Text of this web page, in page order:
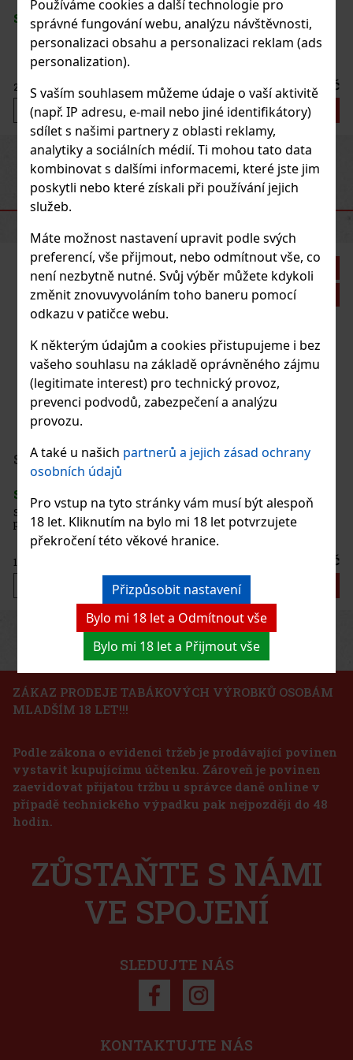
Používáme cookies a další technologie pro
správné fungování webu, analýzu návštěvnosti,
personalizaci obsahu a personalizaci reklam (ads
personalization).
S vaším souhlasem můžeme údaje o vaší aktivitě
(např. IP adresu, e-mail nebo jiné identifikátory)
sdílet s našimi partnery z oblasti reklamy,
analytiky a sociálních médií. Ti mohou tato data
kombinovat s dalšími informacemi, které jste jim
poskytli nebo které získali při používání jejich
služeb.
Máte možnost nastavení upravit podle svých
preferencí, vše přijmout, nebo odmítnout vše, co
není nezbytně nutné. Svůj výběr můžete kdykoli
změnit znovuvyvoláním toho baneru pomocí
odkazu v patičce webu.
K některým údajům a cookies přistupujeme i bez
vašeho souhlasu na základě oprávněného zájmu
(legitimate interest) pro technický provoz,
prevenci podvodů, zabezpečení a analýzu
provozu.
A také u našich partnerů a jejich zásad ochrany
osobních údajů
Pro vstup na tyto stránky vám musí být alespoň
18 let. Kliknutím na bylo mi 18 let potvrzujete
překročení této věkové hranice.
Přizpůsobit nastavení
Bylo mi 18 let a Odmítnout vše
Bylo mi 18 let a Přijmout vše
SKLADEM (> 5 ks)
238Kč bez DPH 288 Kč
Do košíku
Vegafina 1998 VF50 - 3 ks
SKLADEM(> 5 ks)
537Kč bez DPH 650 Kč
Vegafina 1998 44S 1/25
SKLADEM(> 5 ks)
136Kč bez DPH
PreviousNext
DOPORUČENÉ PRODUKTY
Sleva: 21%
Akce
Serbetli Toastet Berri 50g
SKLADEM
Serbetli Toastet Berri 50g - turecký světlý tabák do vodní dýmky s
příchutí kořeněného mixu malin a ostružin.
132 160 Kč
Sleva: 24%
Joya de Nicaragua Cinco de Cinco Sampler - 4 ks
SKLADEM(2 ks)
PreviousNext
ZÁKAZ PRODEJE TABÁKOVÝCH VÝROBKŮ OSOBÁM
MLADŠÍM 18 LET!!!
Podle zákona o evidenci tržeb je prodávající povinen
vystavit kupujícímu účtenku. Zároveň je povinen
zaevidovat přijatou tržbu u správce daně online v
případě technického výpadku pak nejpozději do 48
hodin.
ZŮSTAŇTE S NÁMI
VE SPOJENÍ
SLEDUJTE NÁS
KONTAKTUJTE NÁS